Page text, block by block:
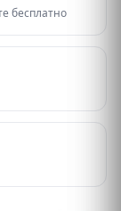
бесплатно